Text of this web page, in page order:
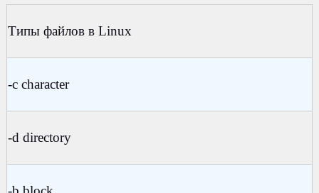
Типы файлов в Linux
-c character
-d directory